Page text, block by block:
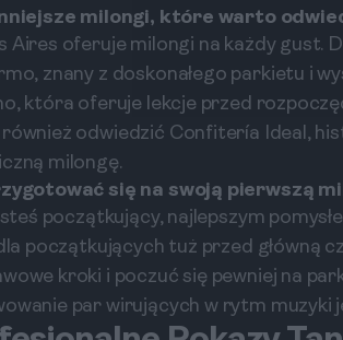
milongi, które warto
Aires oferuje milongi na każdy gust.
znany z doskonałego parkietu i
która oferuje lekcje przed
odwiedzić Confitería Ideal,
milongę.
się na swoją pierwszą
początkujący, najlepszym
początkujących tuż przed główną
kroki i poczuć się pewniej na
par wirujących w rytm muzyki